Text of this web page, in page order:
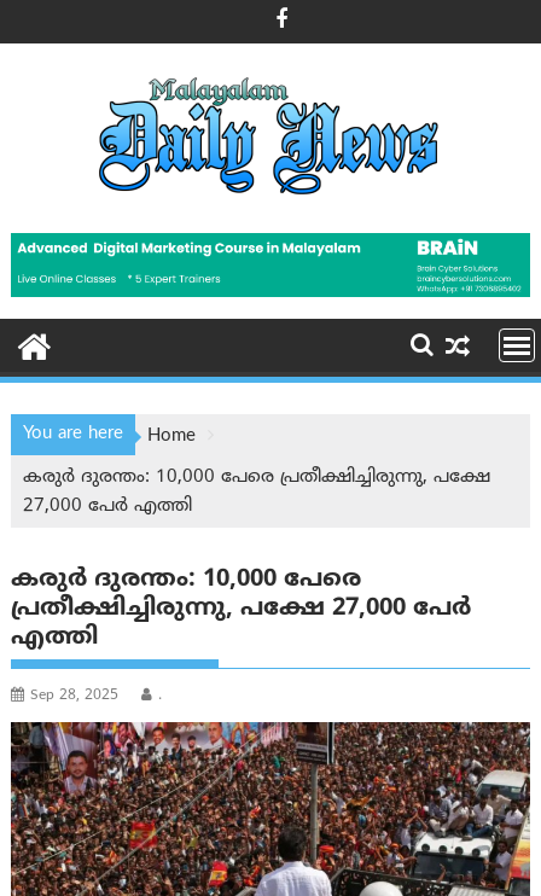
to
You are here
Home
കരുര്‍ ദുരന്തം: 10,000 പേരെ പ്രതീക്ഷിച്ചിരുന്നു, പക്ഷേ
27,000 പേർ എത്തി
കരുര്‍ ദുരന്തം: 10,000 പേരെ
പ്രതീക്ഷിച്ചിരുന്നു, പക്ഷേ 27,000 പേർ
എത്തി
Sep 28, 2025 .